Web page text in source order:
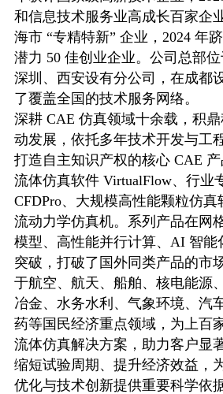
和信息技术服务业高成长百家企
海市 “专精特新” 企业，2024 年
潜力 50 佳创业企业。公司总部位
深圳、西安设有分公司，在成都
了覆盖全国的技术服务网络。
深耕 CAE 仿真领域十余载，积
动发展，依托多年技术开发与工
打造自主知识产权的核心 CAE
流体仿真软件 VirtualFlow、行业
CFDPro、大规模高性能颗粒仿真
流动力学仿真机。系列产品在网
模型、高性能并行计算、AI 智能
突破，打破了国外同类产品的市
于航空、航天、船舶、核电能源
冶金、水务水利、气象环境、汽
药等国民经济重点领域，为上百
流体仿真解决方案，助力客户显
缩短试验周期、提升经济效益，
优化与技术创新提供重要科学依据